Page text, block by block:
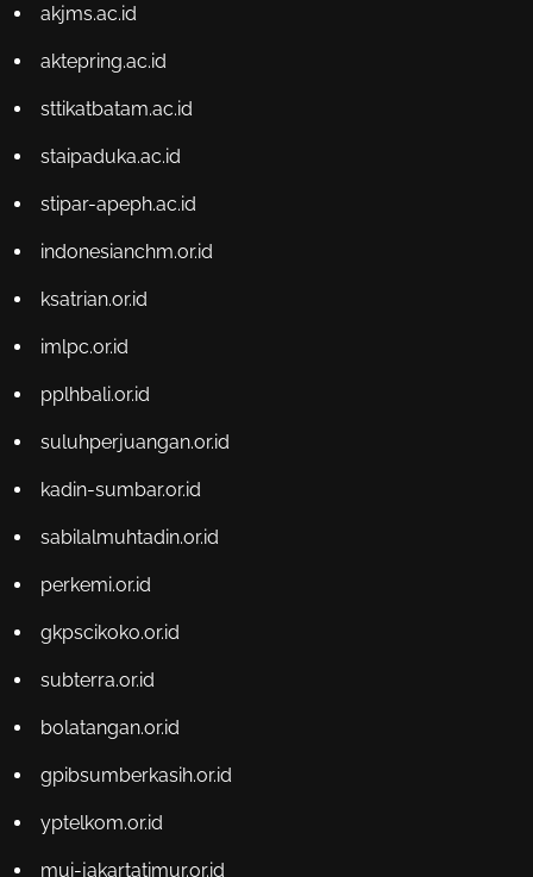
akjms.ac.id
aktepring.ac.id
sttikatbatam.ac.id
staipaduka.ac.id
stipar-apeph.ac.id
indonesianchm.or.id
ksatrian.or.id
imlpc.or.id
pplhbali.or.id
suluhperjuangan.or.id
kadin-sumbar.or.id
sabilalmuhtadin.or.id
perkemi.or.id
gkpscikoko.or.id
subterra.or.id
bolatangan.or.id
gpibsumberkasih.or.id
yptelkom.or.id
mui-jakartatimur.or.id